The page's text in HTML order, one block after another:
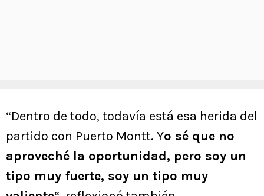
“Dentro de todo, todavía está esa herida del
partido con Puerto Montt. Yo sé que no
aproveché la oportunidad, pero soy un
tipo muy fuerte, soy un tipo muy